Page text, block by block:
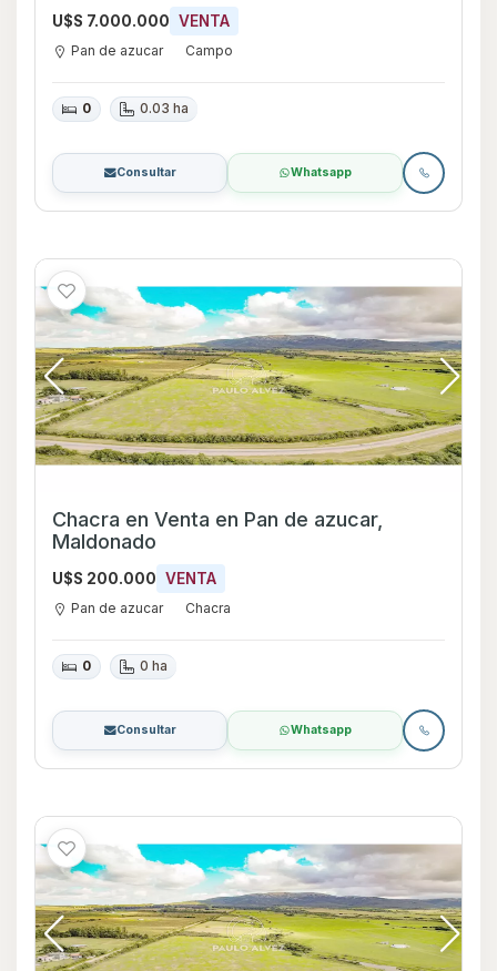
U$S 7.000.000 VENTA
Pan de azucar Campo
0 0.03 ha
Consultar Whatsapp
Chacra en Venta en Pan de azucar,
Maldonado
U$S 200.000 VENTA
Pan de azucar Chacra
0 0 ha
Consultar Whatsapp